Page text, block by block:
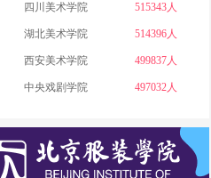
四川美术学院 515343人
湖北美术学院 514396人
西安美术学院 499837人
中央戏剧学院 497032人